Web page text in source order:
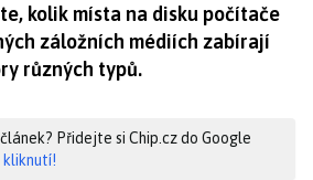
kolik místa na disku počítače
záložních médiích zabírají
různých typů.
Přidejte si Chip.cz do Google